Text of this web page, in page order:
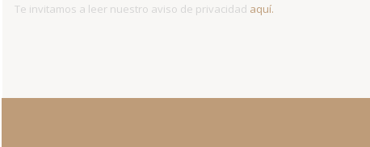
Te invitamos a leer nuestro aviso de privacidad aquí.